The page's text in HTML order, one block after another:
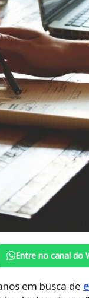
Entre no canal do
em busca de